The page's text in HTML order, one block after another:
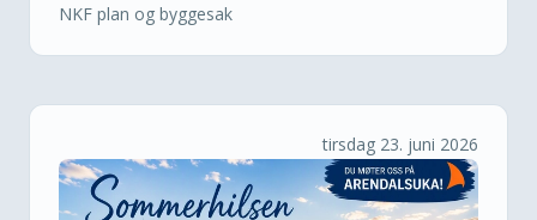
NKF plan og byggesak
tirsdag 23. juni 2026